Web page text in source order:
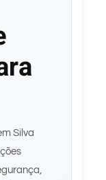
Silva